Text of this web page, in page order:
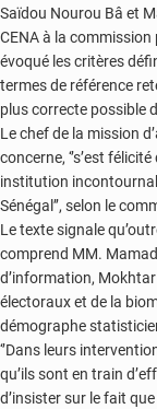
Saïdou Nourou Bâ et
CENA à la commission
évoqué les critères
termes de référence
plus correcte possible
Le chef de la mission
concerne, ‘’s’est
institution
Sénégal’’, selon le
Le texte signale
comprend MM.
d’information,
électoraux et de la
démographe
‘’Dans leurs
qu’ils sont en train
d’insister sur le fait